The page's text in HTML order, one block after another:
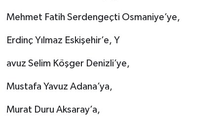
Mehmet Fatih Serdengeçti Osmaniye’ye,
Erdinç Yılmaz Eskişehir’e, Y
avuz Selim Köşger Denizli’ye,
Mustafa Yavuz Adana’ya,
Murat Duru Aksaray’a,